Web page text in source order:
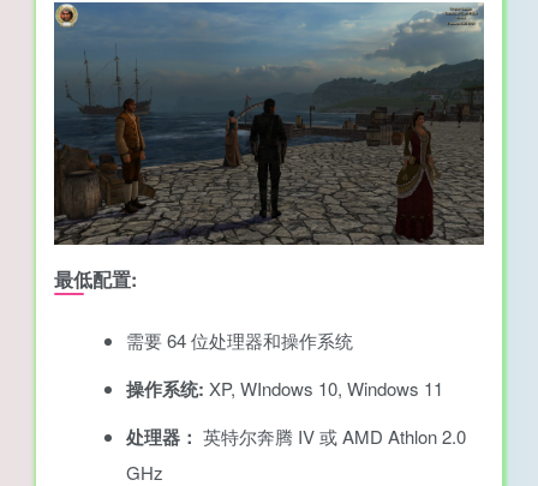
最低配置:
需要 64 位处理器和操作系统
操作系统: XP, WIndows 10, Windows 11
处理器： 英特尔奔腾 IV 或 AMD Athlon 2.0
GHz